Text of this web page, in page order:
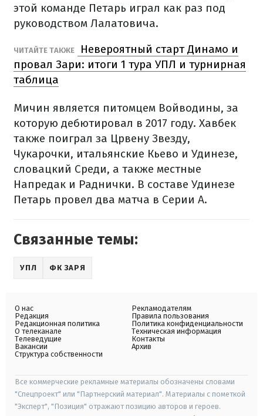
этой команде Петарь играл как раз под
руководством Лалатовича.
ЧИТАЙТЕ ТАКЖЕ
Невероятный старт Динамо и
провал Зари: итоги 1 тура УПЛ и турнирная
таблица
Мичин является питомцем Войводины, за
которую дебютировал в 2017 году. Хавбек
также поиграл за Црвену Звезду,
Чукарочки, итальянские Кьево и Удинезе,
словацкий Среди, а также местные
Напредак и Раднички. В составе Удинезе
Петарь провел два матча в Серии А.
Связанные темы:
УПЛ ФК ЗАРЯ
О нас
Редакция
Редакционная политика
О телеканале
Телеведущие
Вакансии
Структура собственности
Рекламодателям
Правила пользования
Политика конфиденциальности
Техническая информация
Контакты
Архив
Все коммерческие рекламные материалы обозначены словами
"Спецпроект" или "Партнерский материал". Материалы с пометкой
"Эксперт", "Позиция" отражают позицию авторов и героев.